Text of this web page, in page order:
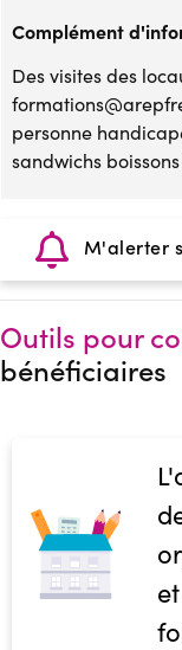
Complément
Des visites des
personne
sandwichs
M'alerter
Outils pour
bénéficiaires